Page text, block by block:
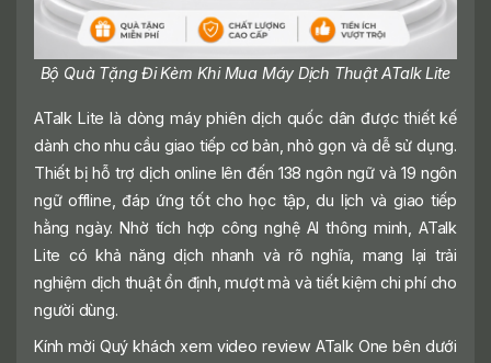
Bộ Quà Tặng Đi Kèm Khi Mua Máy Dịch Thuật ATalk Lite
ATalk Lite là dòng máy phiên dịch quốc dân được thiết kế
dành cho nhu cầu giao tiếp cơ bản, nhỏ gọn và dễ sử dụng.
Thiết bị hỗ trợ dịch online lên đến 138 ngôn ngữ và 19 ngôn
ngữ offline, đáp ứng tốt cho học tập, du lịch và giao tiếp
hằng ngày. Nhờ tích hợp công nghệ AI thông minh, ATalk
Lite có khả năng dịch nhanh và rõ nghĩa, mang lại trải
nghiệm dịch thuật ổn định, mượt mà và tiết kiệm chi phí cho
người dùng.
Kính mời Quý khách xem video review ATalk One bên dưới